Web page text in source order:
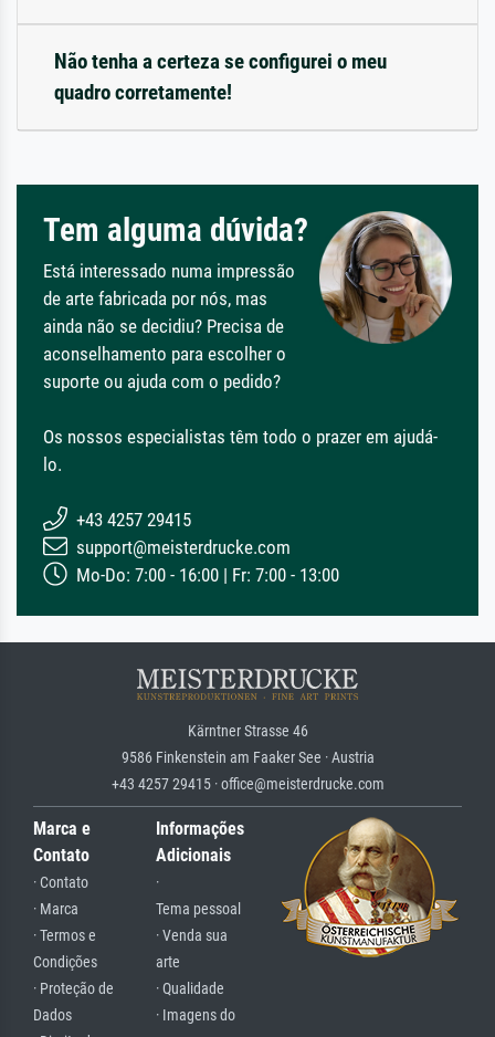
Não tenha a certeza se configurei o meu
quadro corretamente!
Tem alguma dúvida?
Está interessado numa impressão
de arte fabricada por nós, mas
ainda não se decidiu? Precisa de
aconselhamento para escolher o
suporte ou ajuda com o pedido?
Os nossos especialistas têm todo o prazer em ajudá-
lo.
+43 4257 29415
support@meisterdrucke.com
Mo-Do: 7:00 - 16:00 | Fr: 7:00 - 13:00
Kärntner Strasse 46
9586 Finkenstein am Faaker See · Austria
+43 4257 29415 · office@meisterdrucke.com
Marca e
Contato
· Contato
· Marca
· Termos e
Condições
· Proteção de
Dados
Informações
Adicionais
·
Tema pessoal
· Venda sua
arte
· Qualidade
· Imagens do